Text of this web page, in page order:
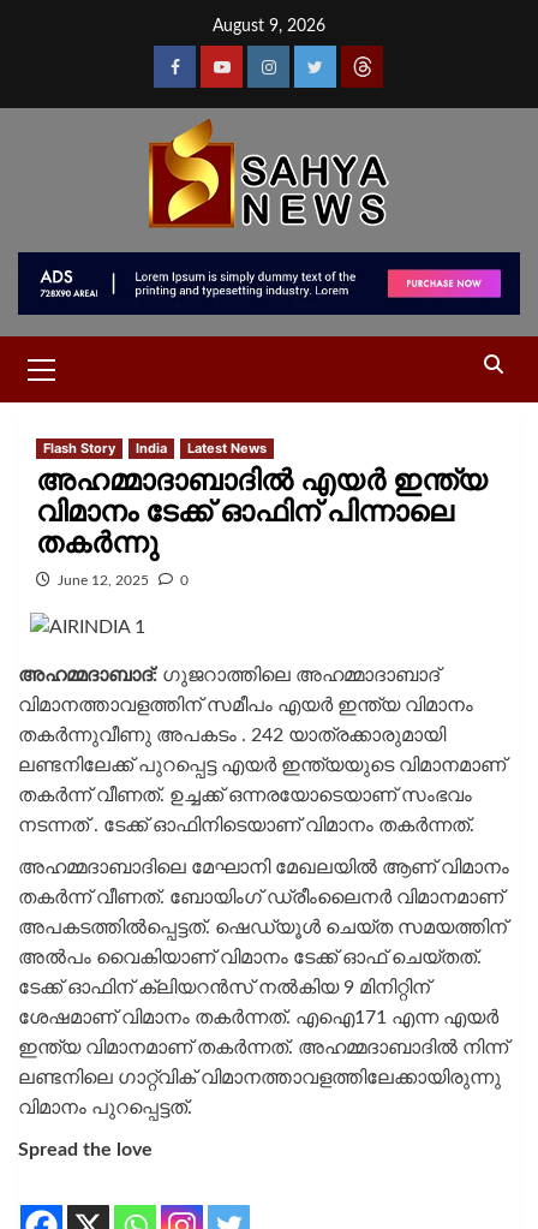
August 9, 2026
Flash Story India Latest News
അഹമ്മാദാബാദിൽ എയർ ഇന്ത്യ
വിമാനം ടേക്ക് ഓഫിന് പിന്നാലെ
തക‍ർന്നു
June 12, 2025 0
അഹമ്മദാബാദ്: ഗുജറാത്തിലെ അഹമ്മാദാബാദ്
വിമാനത്താവളത്തിന് സമീപം എയ‍ർ ഇന്ത്യ വിമാനം
തകർന്നുവീണു അപകടം . 242 യാത്രക്കാരുമായി
ലണ്ടനിലേക്ക് പുറപ്പെട്ട എയ‍ർ ഇന്ത്യയുടെ വിമാനമാണ്
തകർന്ന് വീണത്. ഉച്ചക്ക് ഒന്നരയോടെയാണ് സംഭവം
നടന്നത് . ടേക്ക് ഓഫിനിടെയാണ് വിമാനം തകർന്നത്.
അഹമ്മദാബാദിലെ മേഘാനി മേഖലയിൽ ആണ് വിമാനം
തക‍ർന്ന് വീണത്. ബോയിംഗ് ഡ്രീംലൈനർ വിമാനമാണ്
അപകടത്തിൽപ്പെട്ടത്. ഷെഡ്യൂൾ ചെയ്ത സമയത്തിന്
അൽപം വൈകിയാണ് വിമാനം ടേക്ക് ഓഫ് ചെയ്തത്.
ടേക്ക് ഓഫിന് ക്ലിയറൻസ് നൽകിയ 9 മിനിറ്റിന്
ശേഷമാണ് വിമാനം തകർന്നത്. എഐ171 എന്ന എയർ
ഇന്ത്യ വിമാനമാണ് തകർന്നത്. അഹമ്മദാബാദിൽ നിന്ന്
ലണ്ടനിലെ ഗാറ്റ്വിക് വിമാനത്താവളത്തിലേക്കായിരുന്നു
വിമാനം പുറപ്പെട്ടത്.
Spread the love